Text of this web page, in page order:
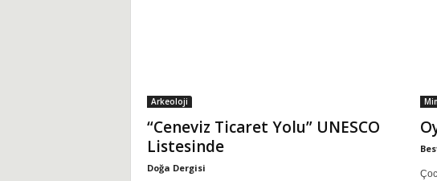
Arkeoloji
“Ceneviz Ticaret Yolu” UNESCO
Listesinde
Doğa Dergisi